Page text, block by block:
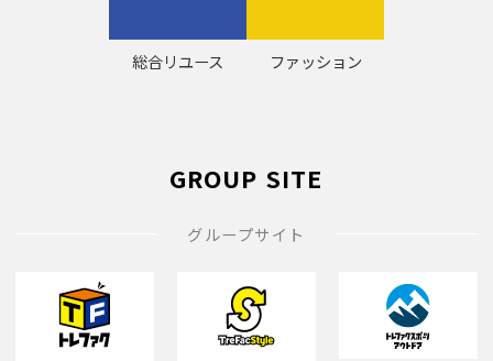
総合リユース ファッション
GROUP SITE
グループサイト